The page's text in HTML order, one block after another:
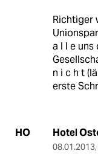
Richtiger
a l l e
n i c h t
erste
HO Hotel
08.01.2013,